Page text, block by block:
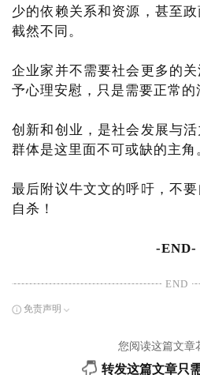
少的依赖关系和资源，甚至
截然不同。
企业家并不需要社会更多的
予心理安慰，只是需要正常的
创新和创业，是社会发展与
群体是这里面不可或缺的主角
最后附议牛文文的呼吁，不
自杀！
-END-
END
免责声明
您阅读这篇文章
转发这篇文章只